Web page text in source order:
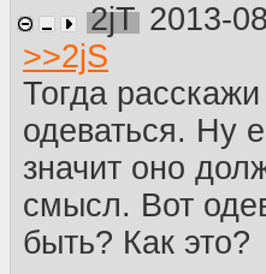
2jT 2013-
>>2jS
Тогда
одеваться. Ну
значит оно
смысл. Вот
быть? Как это?